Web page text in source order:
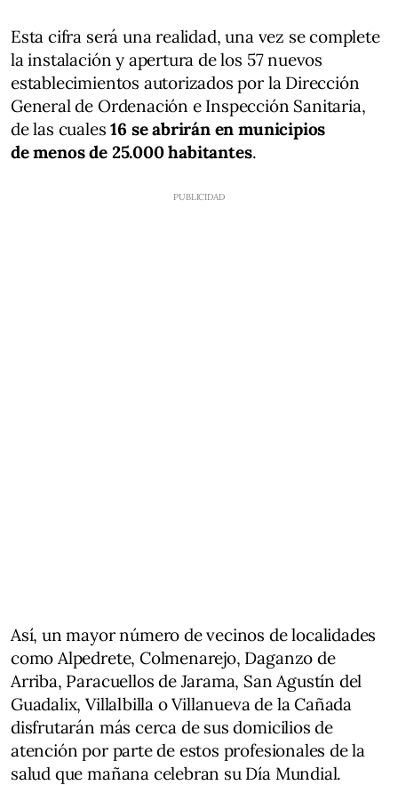
Esta cifra será una realidad, una vez se complete
la instalación y apertura de los 57 nuevos
establecimientos autorizados por la Dirección
General de Ordenación e Inspección Sanitaria,
de las cuales16 se abrirán en municipios
de menos de 25.000 habitantes.
Así, un mayor número de vecinos de localidades
como Alpedrete, Colmenarejo, Daganzo de
Arriba, Paracuellos de Jarama, San Agustín del
Guadalix, Villalbilla o Villanueva de la Cañada
disfrutarán más cerca de sus domicilios de
atención por parte de estos profesionales de la
salud que mañana celebran su Día Mundial.